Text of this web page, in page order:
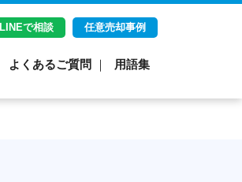
LINEで相談 任意売却事例
よくあるご質問 用語集